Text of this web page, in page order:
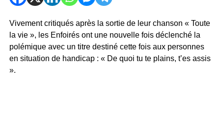
Vivement critiqués après la sortie de leur chanson « Toute
la vie », les Enfoirés ont une nouvelle fois déclenché la
polémique avec un titre destiné cette fois aux personnes
en situation de handicap : « De quoi tu te plains, t’es assis
».